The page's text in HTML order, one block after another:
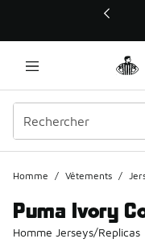
Ce lien ouvrira une
Homme / Vêtements /
Puma Ivory
Homme Jerseys/Replicas